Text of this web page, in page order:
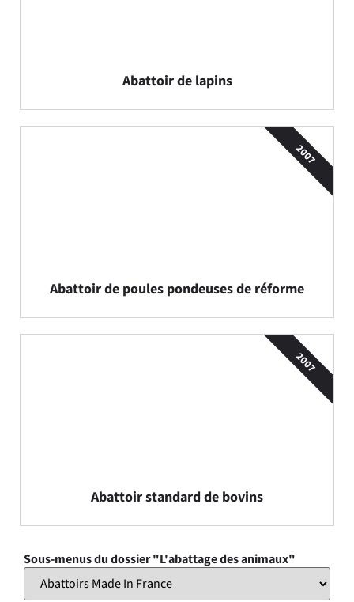
Abattoir de lapins
Abattoir de poules pondeuses de réforme
2007
Abattoir standard de bovins
2007
Sous-menus du dossier "L'abattage des animaux"